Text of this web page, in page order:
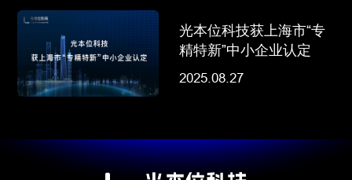
光本位科技获上海市“专
精特新”中小企业认定
2025.08.27